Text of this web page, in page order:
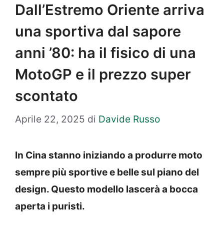
Dall’Estremo Oriente arriva
una sportiva dal sapore
anni ’80: ha il fisico di una
MotoGP e il prezzo super
scontato
Aprile 22, 2025 di Davide Russo
In Cina stanno iniziando a produrre moto
sempre più sportive e belle sul piano del
design. Questo modello lascerà a bocca
aperta i puristi.